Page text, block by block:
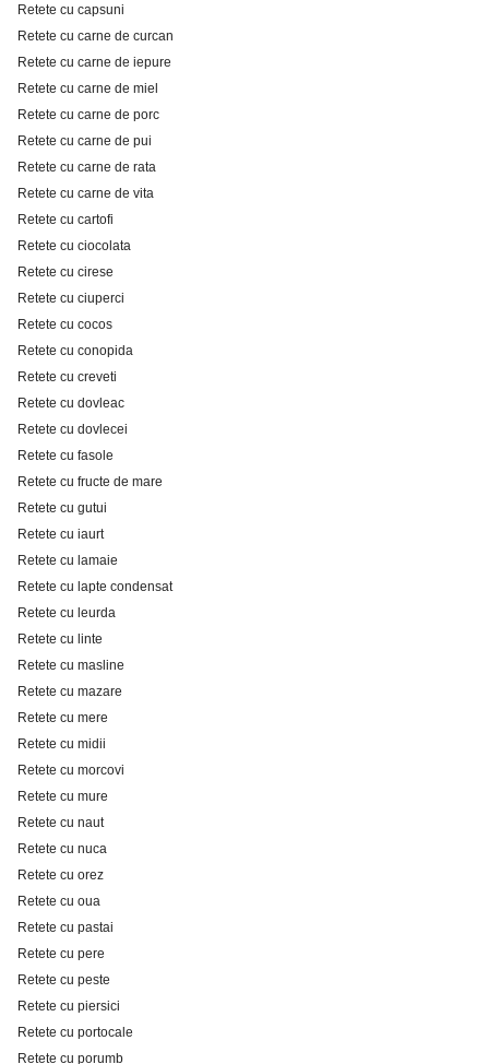
Retete cu capsuni
Retete cu carne de curcan
Retete cu carne de iepure
Retete cu carne de miel
Retete cu carne de porc
Retete cu carne de pui
Retete cu carne de rata
Retete cu carne de vita
Retete cu cartofi
Retete cu ciocolata
Retete cu cirese
Retete cu ciuperci
Retete cu cocos
Retete cu conopida
Retete cu creveti
Retete cu dovleac
Retete cu dovlecei
Retete cu fasole
Retete cu fructe de mare
Retete cu gutui
Retete cu iaurt
Retete cu lamaie
Retete cu lapte condensat
Retete cu leurda
Retete cu linte
Retete cu masline
Retete cu mazare
Retete cu mere
Retete cu midii
Retete cu morcovi
Retete cu mure
Retete cu naut
Retete cu nuca
Retete cu orez
Retete cu oua
Retete cu pastai
Retete cu pere
Retete cu peste
Retete cu piersici
Retete cu portocale
Retete cu porumb